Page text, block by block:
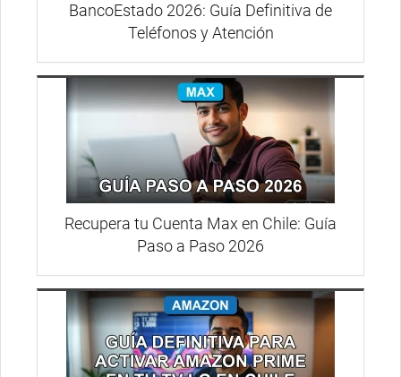
BancoEstado 2026: Guía Definitiva de
Teléfonos y Atención
Recupera tu Cuenta Max en Chile: Guía
Paso a Paso 2026